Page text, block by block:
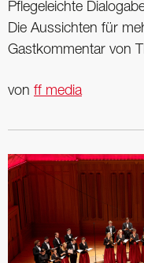
Pflegeleichte
Die Aussichten für
Gastkommentar von
von ff media